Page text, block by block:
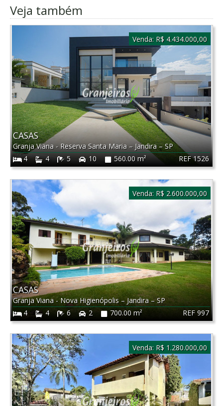
Veja também
REF 1526
CASAS
Granja Viana - Reserva Santa Maria–Jandira–SP
4
4 5 10 560.00 m²
Venda: R$ 4.434.000,00
REF 997
CASAS
Granja Viana - Nova Higienópolis–Jandira–SP
4
4 6 2 700.00 m²
Venda: R$ 2.600.000,00
Venda: R$ 1.280.000,00